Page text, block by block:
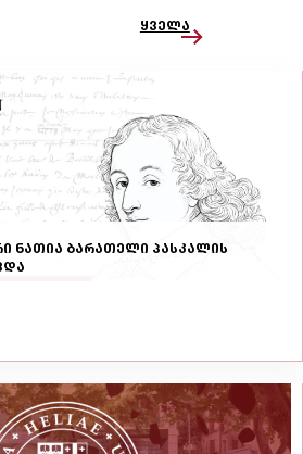
ყველა
ნათია ბარათელი პასკალის